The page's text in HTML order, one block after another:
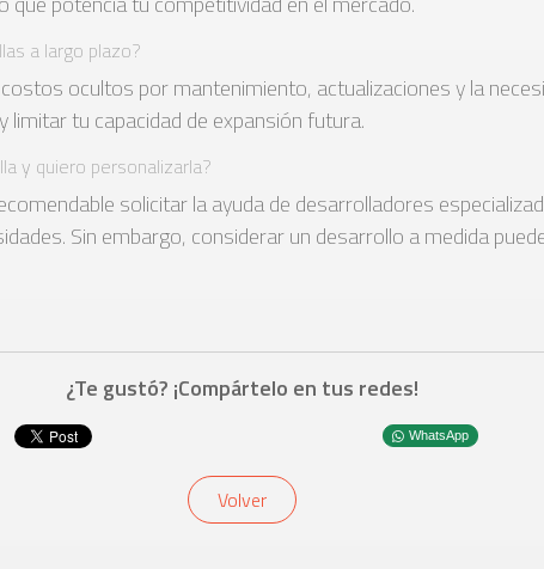
a largo plazo?
ocultos por mantenimiento, actualizaciones y la
limitar tu capacidad de expansión futura.
y quiero personalizarla?
solicitar la ayuda de desarrolladores
Sin embargo, considerar un desarrollo a medida
¿Te gustó? ¡Compártelo en tus redes!
WhatsApp
Volver